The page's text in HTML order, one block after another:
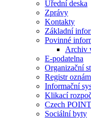
Úřední deska
Zprávy
Kontakty
Základní
Povinné
Archiv
E-podatelna
Organizační
Registr
Informační
Klikací
Czech POINT
Sociální byty